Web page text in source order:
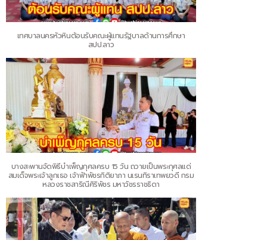
เทศบาลนครหัวหินต้อนรับคณะผู้แทนรัฐบาลด้านการศึกษา
สปป.ลาว
บางสะพานจัดพิธีบำเพ็ญกุศลครบ 15 วัน ถวายเป็นพระกุศลแด่
สมเด็จพระเจ้าลูกเธอ เจ้าฟ้าพัชรกิติยาภา นเรนทิราเทพยวดี กรม
หลวงราชสาริณีศิริพัชร มหาวัชรราชธิดา